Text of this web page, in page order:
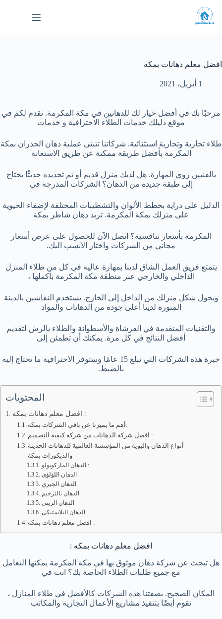
إلى
المحتوى
افضل معلم دهانات بمكه
1 أبريل، 2021
مرحبًا بك في أفضل خيار لك للدهانين في مكة المكرمة. نقدم لكم في
موقع دليلك خدمات الطلاء الاحترافية و خدمات
طلاء تجارية وتجارية استثنائية. شركاتنا تتبني عملية دهان الجدران بمكة
المكرمة بأفضل طريقة ممكنة عن طريق الاستعانة
بالفنيين زوي المهارة. هل لديك منزل قديم أو تم تجديده حديثًا يحتاج
إلى طبقة جديدة من الدهان؟ الشركات المدرجة في
الدليل على دراية بخطط الألوان والتشطيبات المختلفة لإضفاء الحيوية
على منزلك بمكة المكرمة. تريد دهان شاطر بمكة
المكرمة بأسعار تنافسية؟ اتصل الآن للحصول على عرض أسعار
مجاني من الشركات واختار الأنسب اليك.
يتمتع فريق العمل الشاق لدينا بمهارة عالية في كل من طلاء المنزل
الداخلي والخارجي عبر منطقة مكة المكرمة بأكملها ،
ويحول شكل منزلك من الداخل إلى الخارج. يستخدم النقاشين بالدينة
المنورة لدينا أعلى جودة من الدهانات والمواد
والتقنيات المتقدمة في الفرشاة والأسطوانة والطلاء بالرش لتقديم
أفضل النتائج في كل مرة. يمكنك أن تطمئن إلى
خبرة هذه الشركات التي تبلغ 15 عامًا وستوفر الاحترافية ما تحتاج إليه
بالضبط.
المحتويات
افضل معلم دهانات بمكه :
أهم ما يميزنا عن باقي الشركات بمكه:
افضل شركة الدهانات من شركة كيفية التصميم :
أنواع الدهان والبوية من المؤسسة العالمية للدهانات الحديثة
والديكورات بمكة
الدهان الماركوبولو :
الدهان اللؤلؤى
الدهان الجيري
الدهان بالترخيم
الدهان الزيتي
افضل معلم دهانات بمكه :
افضل معلم دهانات بمكه :
هل تبحث عن شركة دهان موثوق بها في مكة المكرمة يمكنها التعامل
مع جميع طلبات الطلاء الخاصة بك؟ انت في
المكان الصحيح. بصفتنا هذه الشركات كالأفضل في طلاء المنازل ،
نقوم أيضًا بتنفيذ مشاريع الأعمال التجارية والمكاتب